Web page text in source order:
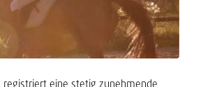
eine stetig zunehmende